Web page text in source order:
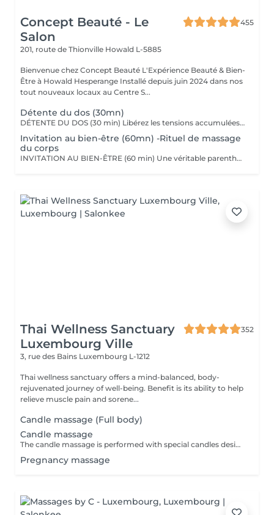
Concept Beauté - Le
Salon
455
201, route de Thionville Howald L-5885
Bienvenue chez Concept Beauté L'Expérience Beauté & Bien-
Être à Howald Hesperange Installé depuis juin 2024 dans nos
tout nouveaux locaux au Centre S...
Détente du dos (30mn)
DÉTENTE DU DOS (30 min) Libérez les tensions accumulées avec ce massage ciblé du dos, des épaules et de la nuque. Grâce à des manuvres profondes et enveloppantes, ce soin soulage les tensions musculaires, améliore la circulation et procure une sensation immédiate de relaxation. Nous utilisons les huiles aromatiques Comfort Zone, riches en extraits naturels apaisants, pour nourrir la peau tout en offrant un véritable moment de lâcher-prise. Comfort Zone, marque italienne de soins haut de gamme, allie science et nature pour offrir des produits efficaces, sensoriels et respectueux de l'environnement. Formulés avec des ingrédients d'origine naturelle et issus de l'agriculture régénérative, sans silicones ni parabènes, leurs produits garantissent une expérience bien-être complète, tout en respectant votre peau et la planète.
Invitation au bien-être (60mn) -Rituel de massage
du corps
INVITATION AU BIEN-ÊTRE (60 min) Une véritable parenthèse de relaxation avec un massage complet du corps qui harmonise les énergies et procure une détente profonde. Grâce à des mouvements fluides et enveloppants, ce soin relâche les tensions musculaires, apaise le mental et redonne vitalité et sérénité. Nous utilisons les huiles et baumes sensoriels Comfort Zone, enrichis en huiles essentielles et ingrédients issus de l'agriculture régénérative, pour une expérience à la fois relaxante et écoresponsable.
Thai Wellness Sanctuary
Luxembourg Ville
352
3, rue des Bains Luxembourg L-1212
Thai wellness sanctuary offers a mind-balanced, body-
rejuvenated journey of well-being. Benefit is its ability to help
relieve muscle pain and sorene...
Candle massage (Full body)
Candle massage
The candle massage is performed with special candles designed to be only for massage This massage is perfect for relaxing your back muscles and your skin warming up your body to be deep relaxing by the senses of the smell
Pregnancy massage